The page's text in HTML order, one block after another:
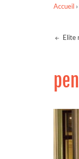
Accueil ›
Elite